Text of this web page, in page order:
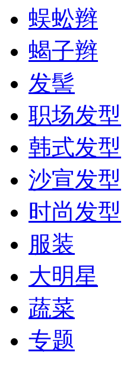
蜈蚣辫
蝎子辫
发髻
职场发型
韩式发型
沙宣发型
时尚发型
服装
大明星
蔬菜
专题